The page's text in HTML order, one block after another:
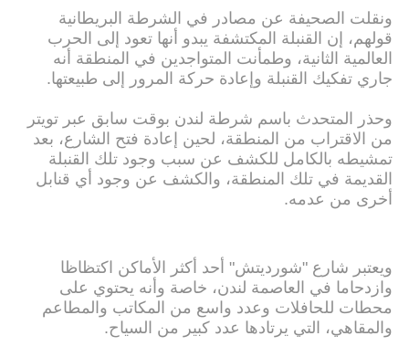
ونقلت الصحيفة عن مصادر في الشرطة البريطانية
قولهم، إن القنبلة المكتشفة يبدو أنها تعود إلى الحرب
العالمية الثانية، وطمأنت المتواجدين في المنطقة أنه
جاري تفكيك القنبلة وإعادة حركة المرور إلى طبيعتها.
وحذر المتحدث باسم شرطة لندن بوقت سابق عبر تويتر
من الاقتراب من المنطقة، لحين إعادة فتح الشارع، بعد
تمشيطه بالكامل للكشف عن سبب وجود تلك القنبلة
القديمة في تلك المنطقة، والكشف عن وجود أي قنابل
أخرى من عدمه.
ويعتبر شارع "شورديتش" أحد أكثر الأماكن اكتظاظا
وازدحاما في العاصمة لندن، خاصة وأنه يحتوي على
محطات للحافلات وعدد واسع من المكاتب والمطاعم
والمقاهي، التي يرتادها عدد كبير من السياح.